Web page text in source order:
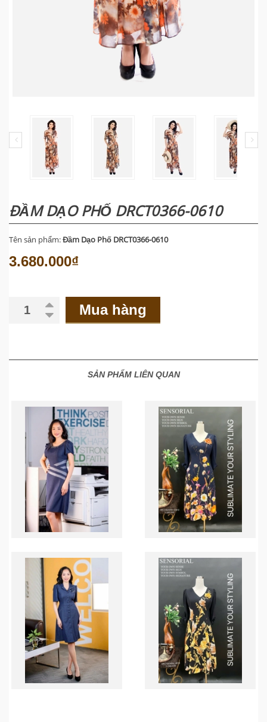
ĐẦM DẠO PHỐ DRCT0366-0610
Tên sản phẩm:Đầm Dạo Phố DRCT0366-0610
3.680.000₫
Mua hàng
SẢN PHẨM LIÊN QUAN